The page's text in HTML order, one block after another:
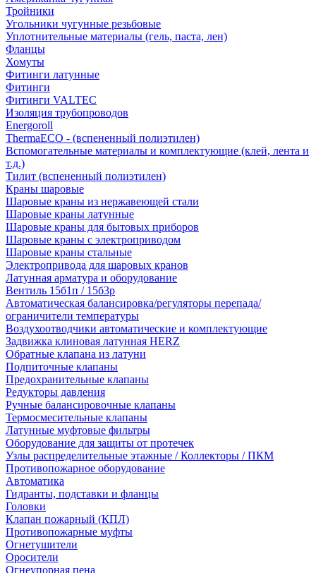
Тройники
Угольники чугунные резьбовые
Уплотнительные материалы (гель, паста, лен)
Фланцы
Хомуты
Фитинги латунные
Фитинги
Фитинги VALTEC
Изоляция трубопроводов
Energoroll
ThermaECO - (вспененный полиэтилен)
Вспомогательные материалы и комплектующие (клей, лента и
т.д.)
Тилит (вспененный полиэтилен)
Краны шаровые
Шаровые краны из нержавеющей стали
Шаровые краны латунные
Шаровые краны для бытовых приборов
Шаровые краны с электроприводом
Шаровые краны стальные
Электропривода для шаровых кранов
Латунная арматура и оборудование
Вентиль 15б1п / 15б3р
Автоматическая балансировка/регуляторы перепада/
ограничители температуры
Воздухоотводчики автоматические и комплектующие
Задвижка клиновая латунная HERZ
Обратные клапана из латуни
Подпиточные клапаны
Предохранительные клапаны
Редукторы давления
Ручные балансировочные клапаны
Термосмесительные клапаны
Латунные муфтовые фильтры
Оборудование для защиты от протечек
Узлы распределительные этажные / Коллекторы / ПКМ
Противопожарное оборудование
Автоматика
Гидранты, подставки и фланцы
Головки
Клапан пожарный (КПЛ)
Противопожарные муфты
Огнетушители
Оросители
Огнеупорная пена